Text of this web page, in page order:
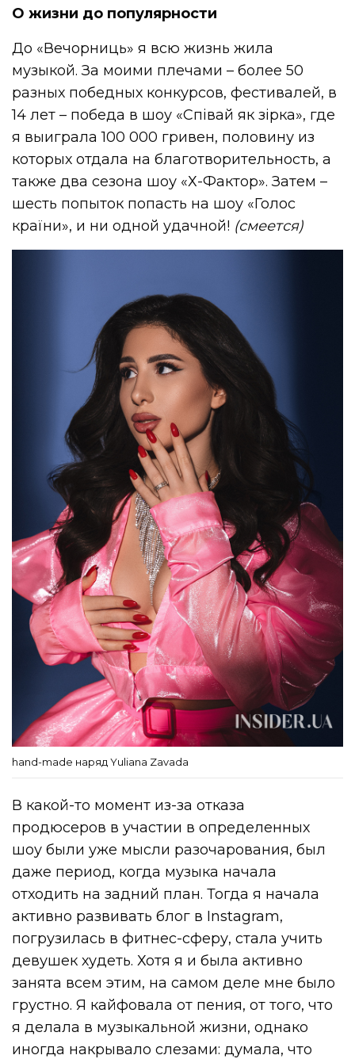
О жизни до популярности
До «Вечорниць» я всю жизнь жила
музыкой. За моими плечами – более 50
разных победных конкурсов, фестивалей, в
14 лет – победа в шоу «Співай як зірка», где
я выиграла 100 000 гривен, половину из
которых отдала на благотворительность, а
также два сезона шоу «Х-Фактор». Затем –
шесть попыток попасть на шоу «Голос
країни», и ни одной удачной! (смеется)
hand-made наряд Yuliana Zavada
В какой-то момент из-за отказа
продюсеров в участии в определенных
шоу были уже мысли разочарования, был
даже период, когда музыка начала
отходить на задний план. Тогда я начала
активно развивать блог в Instagram,
погрузилась в фитнес-сферу, стала учить
девушек худеть. Хотя я и была активно
занята всем этим, на самом деле мне было
грустно. Я кайфовала от пения, от того, что
я делала в музыкальной жизни, однако
иногда накрывало слезами: думала, что